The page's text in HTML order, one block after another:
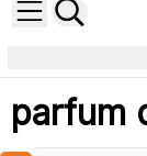
parfum